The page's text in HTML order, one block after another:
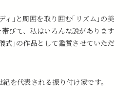
ィ｣と周囲を取り囲む｢リズム｣の美
びて、私はいろんな説があります
式｣の作品として鑑賞させていただ
を代表される振り付け家です。